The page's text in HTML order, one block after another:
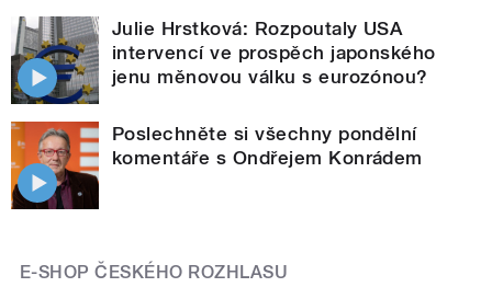
Julie Hrstková: Rozpoutaly USA
intervencí ve prospěch japonského
jenu měnovou válku s eurozónou?
Poslechněte si všechny pondělní
komentáře s Ondřejem Konrádem
E-SHOP ČESKÉHO ROZHLASU